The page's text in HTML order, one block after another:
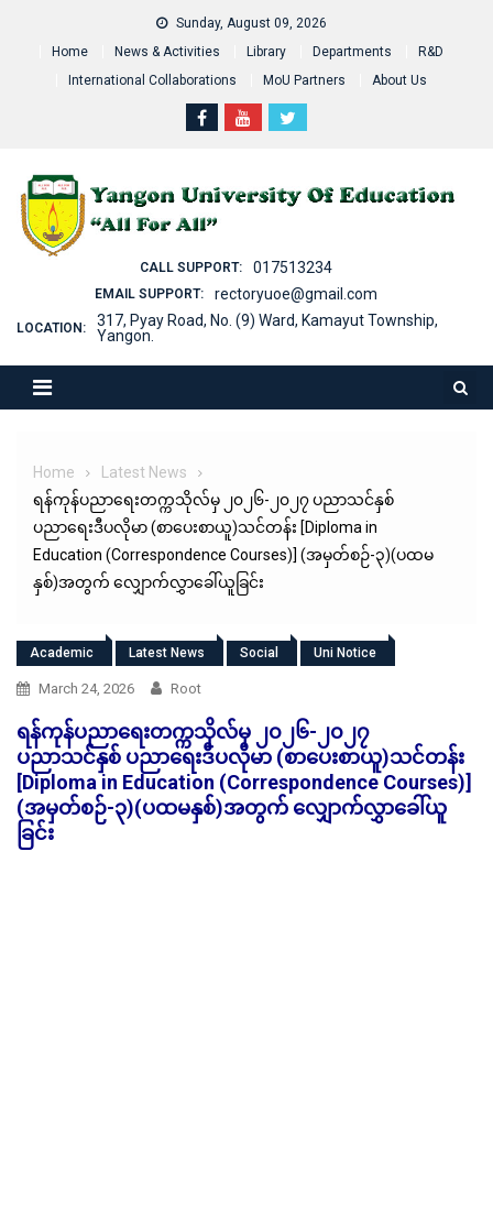
Sunday, August 09, 2026
Home
News & Activities Library Departments
R&D
International Collaborations
MoU Partners About Us
CALL SUPPORT: 017513234
EMAIL SUPPORT: rectoryuoe@gmail.com
LOCATION:
317, Pyay Road, No. (9) Ward, Kamayut Township,
Yangon.
Home
Latest News
ရန်ကုန်ပညာရေးတက္ကသိုလ်မှ ၂၀၂၆-၂၀၂၇ ပညာသင်နှစ်
ပညာရေးဒီပလိုမာ (စာပေးစာယူ)သင်တန်း [Diploma in
Education (Correspondence Courses)] (အမှတ်စဉ်-၃)(ပထမ
နှစ်)အတွက် လျှောက်လွှာခေါ်ယူခြင်း
Academic Latest News Social Uni Notice
March 24, 2026 Root
ရန်ကုန်ပညာရေးတက္ကသိုလ်မှ ၂၀၂၆-၂၀၂၇
ပညာသင်နှစ် ပညာရေးဒီပလိုမာ (စာပေးစာယူ)သင်တန်း
[Diploma in Education (Correspondence Courses)]
(အမှတ်စဉ်-၃)(ပထမနှစ်)အတွက် လျှောက်လွှာခေါ်ယူ
ခြင်း